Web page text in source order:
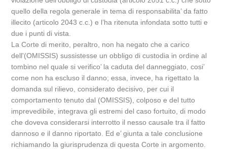
quello della regola generale in tema di responsabilita’ da fatto
illecito (articolo 2043 c.c.) e l’ha ritenuta infondata sotto tutti e
due i punti di vista.
La Corte di merito, peraltro, non ha negato che a carico
dell'(OMISSIS) sussistesse un obbligo di custodia in ordine al
tombino nel quale si verifico’ la caduta del danneggiato, cosi’
come non ha escluso il danno; essa, invece, ha rigettato la
domanda sul rilievo, considerato decisivo, per cui il
comportamento tenuto dal (OMISSIS), colposo e del tutto
imprevedibile, integrava gli estremi del caso fortuito, di modo
che doveva considerarsi interrotto il nesso causale tra il fatto
dannoso e il danno riportato. Ed e’ giunta a tale conclusione
richiamando la giurisprudenza di questa Corte in argomento.